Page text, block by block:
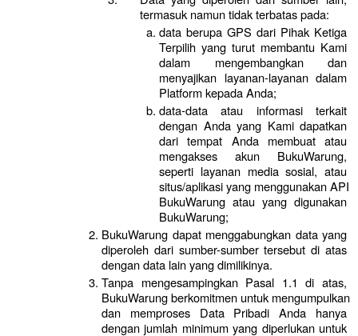
termasuk namun tidak terbatas pada:
data berupa GPS dari Pihak Ketiga
Terpilih yang turut membantu Kami
dalam mengembangkan dan
menyajikan layanan-layanan dalam
Platform kepada Anda;
data-data atau informasi terkait
dengan Anda yang Kami dapatkan
dari tempat Anda membuat atau
mengakses akun BukuWarung,
seperti layanan media sosial, atau
situs/aplikasi yang menggunakan API
BukuWarung atau yang digunakan
BukuWarung;
BukuWarung dapat menggabungkan data yang
diperoleh dari sumber-sumber tersebut di atas
dengan data lain yang dimilikinya.
Tanpa mengesampingkan Pasal 1.1 di atas,
BukuWarung berkomitmen untuk mengumpulkan
dan memproses Data Pribadi Anda hanya
dengan jumlah minimum yang diperlukan untuk